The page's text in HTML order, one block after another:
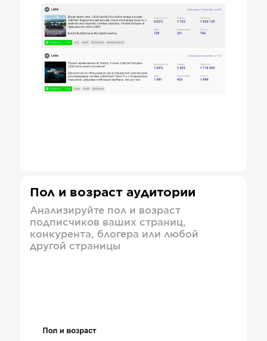
Пол и возраст аудитории
Анализируйте пол и возраст
подписчиков ваших страниц,
конкурента, блогера или любой
другой страницы